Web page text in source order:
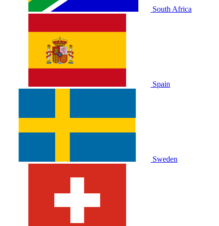
South Africa
Spain
Sweden